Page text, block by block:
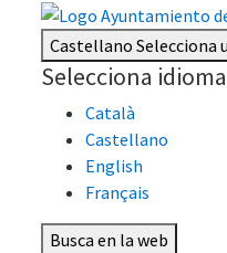
CastellanoSelecciona
Selecciona idioma
Català
Castellano
English
Français
Busca en la web